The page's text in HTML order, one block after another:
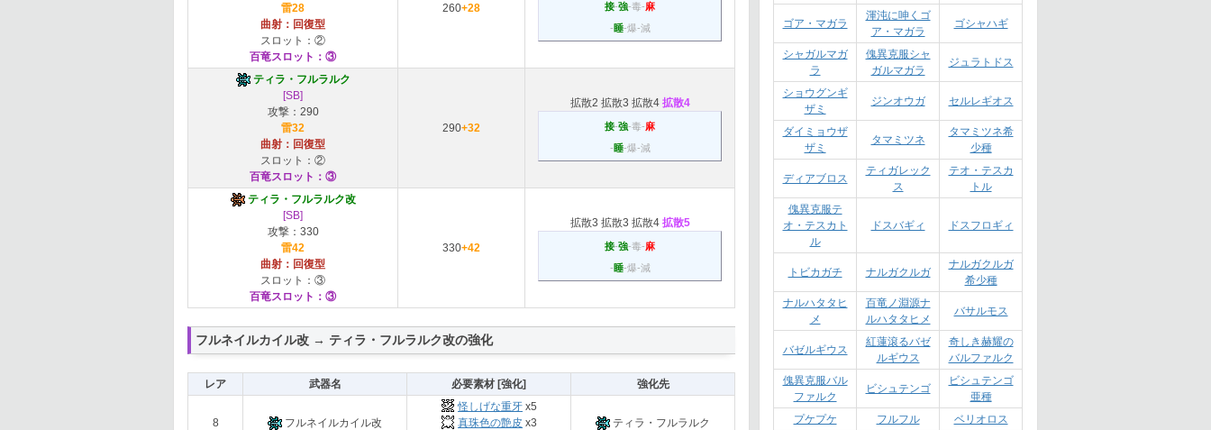
雷28
曲射：回復型
スロット：②
百竜スロット：③
260+28 接-強-毒-麻
-睡-爆-減
ティラ・フルラルク
[SB]
攻撃：290
雷32
曲射：回復型
スロット：②
百竜スロット：③
290+32
拡散2 拡散3 拡散4 拡散4
接-強-毒-麻
-睡-爆-減
ティラ・フルラルク改
[SB]
攻撃：330
雷42
曲射：回復型
スロット：③
百竜スロット：③
330+42
拡散3 拡散3 拡散4 拡散5
接-強-毒-麻
-睡-爆-減
フルネイルカイル改 → ティラ・フルラルク改の強化
レア 武器名 必要素材 [強化] 強化先
8 フルネイルカイル改
怪しげな重牙 x5
真珠色の艶皮 x3
ティラ・フルラルク
ゴア・マガラ
渾沌に呻くゴ
ア・マガラ
ゴシャハギ
シャガルマガ
ラ
傀異克服シャ
ガルマガラ
ジュラトドス
ショウグンギ
ザミ
ジンオウガ セルレギオス
ダイミョウザ
ザミ
タマミツネ
タマミツネ希
少種
ディアブロス
ティガレック
ス
テオ・テスカ
トル
傀異克服テ
オ・テスカト
ル
ドスバギィ ドスフロギィ
トビカガチ ナルガクルガ
ナルガクルガ
希少種
ナルハタタヒ
メ
百竜ノ淵源ナ
ルハタタヒメ
バサルモス
バゼルギウス
紅蓮滾るバゼ
ルギウス
奇しき赫耀の
バルファルク
傀異克服バル
ファルク
ビシュテンゴ
ビシュテンゴ
亜種
プケプケ
フルフル ベリオロス